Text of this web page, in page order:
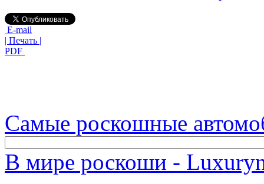
E-mail
| Печать |
PDF
Самые роскошные
В мире роскоши -